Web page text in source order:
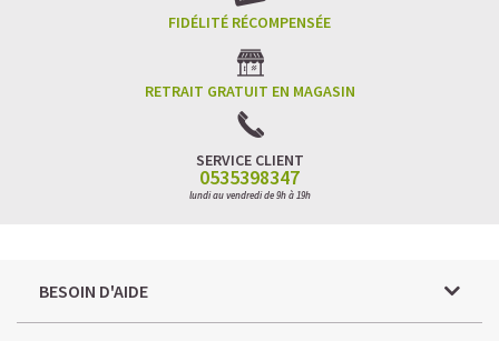
FIDÉLITÉ RÉCOMPENSÉE
RETRAIT GRATUIT EN MAGASIN
SERVICE CLIENT
0535398347
lundi au vendredi de 9h à 19h
BESOIN D'AIDE